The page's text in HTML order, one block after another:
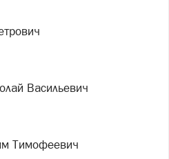
Васильевич
Тимофеевич